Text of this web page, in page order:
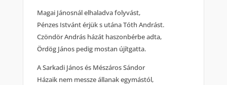
Magai Jánosnál elhaladva folyvást,
Pénzes Istvánt érjük s utána Tóth Andrást.
Czöndör András házát haszonbérbe adta,
Ördög János pedig mostan újítgatta.
A Sarkadi János és Mészáros Sándor
Házaik nem messze állanak egymástól,